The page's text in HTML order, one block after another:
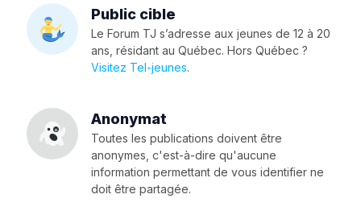
Public cible
Le Forum TJ s’adresse aux jeunes de 12 à 20
ans, résidant au Québec. Hors Québec ?
Visitez Tel-jeunes.
Anonymat
Toutes les publications doivent être
anonymes, c'est-à-dire qu'aucune
information permettant de vous identifier ne
doit être partagée.